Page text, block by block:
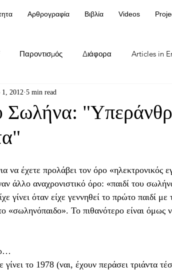
Αρθρογραφία Βιβλία Videos
Παροντισμός Διάφορα Articles in
Σωλήνα:
1, 2012 5 min read
να έχετε προλάβει τον όρο «ηλεκτρονικός
άλλο αναχρονιστικό όρο: «παιδί του
γίνει όταν είχε γεννηθεί το πρώτο παιδί
«σωληνόπαιδο». Το πιθανότερο είναι όμως
γίνει το 1978 (ναι, έχουν περάσει τριάντα